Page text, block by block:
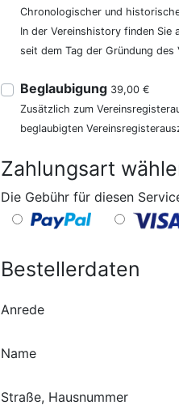
Chronologischer und
In der Vereinshistory finden Sie
seit dem Tag der Gründung
Beglaubigung 39,00 €
Zusätzlich zum
beglaubigten
Zahlungsart
Die Gebühr für diesen
Bestellerdaten
Anrede
Name
Straße, Hausnummer